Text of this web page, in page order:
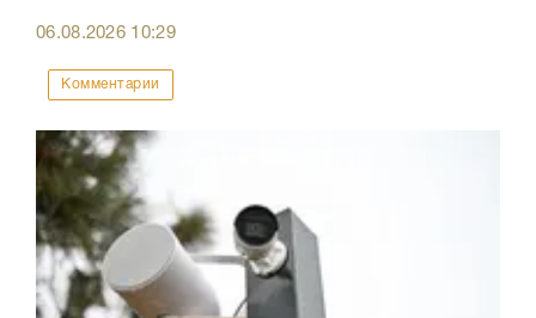
06.08.2026 10:29
Комментарии